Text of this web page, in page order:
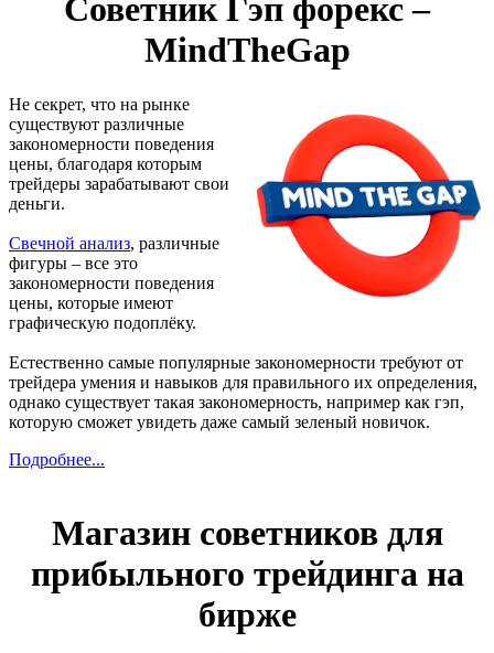
Советник Гэп форекс –
MindTheGap
Не секрет, что на рынке
существуют различные
закономерности поведения
цены, благодаря которым
трейдеры зарабатывают свои
деньги.
Свечной анализ, различные
фигуры – все это
закономерности поведения
цены, которые имеют
графическую подоплёку.
Естественно самые популярные закономерности требуют от
трейдера умения и навыков для правильного их определения,
однако существует такая закономерность, например как гэп,
которую сможет увидеть даже самый зеленый новичок.
Подробнее...
Магазин советников для
прибыльного трейдинга на
бирже